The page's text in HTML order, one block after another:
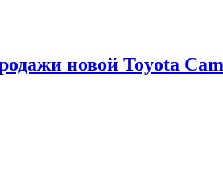
новой Toyota